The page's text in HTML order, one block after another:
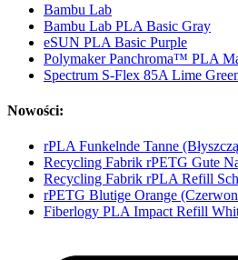
Bambu Lab
Bambu Lab PLA Basic Gray
eSUN PLA Basic Purple
Polymaker Panchroma™ PLA
Spectrum S-Flex 85A Lime
Nowości:
rPLA Funkelnde Tanne
Recycling Fabrik rPETG Gute
Recycling Fabrik rPLA Refill
rPETG Blutige Orange
Fiberlogy PLA Impact Refill